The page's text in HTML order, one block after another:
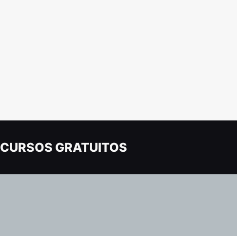
CURSOS GRATUITOS